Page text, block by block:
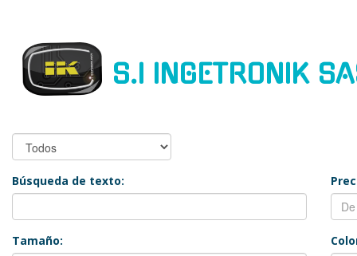
S.I INGETRONIK
Búsqueda de texto:
Tamaño: